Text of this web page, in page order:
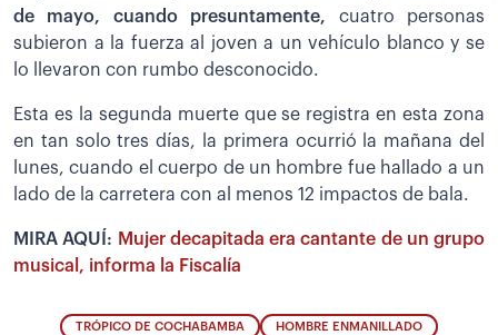
de mayo, cuando presuntamente, cuatro personas
subieron a la fuerza al joven a un vehículo blanco y se
lo llevaron con rumbo desconocido.
Esta es la segunda muerte que se registra en esta zona
en tan solo tres días, la primera ocurrió la mañana del
lunes, cuando el cuerpo de un hombre fue hallado a un
lado de la carretera con al menos 12 impactos de bala.
MIRA AQUÍ: Mujer decapitada era cantante de un grupo
musical, informa la Fiscalía
TRÓPICO DE COCHABAMBA HOMBRE ENMANILLADO